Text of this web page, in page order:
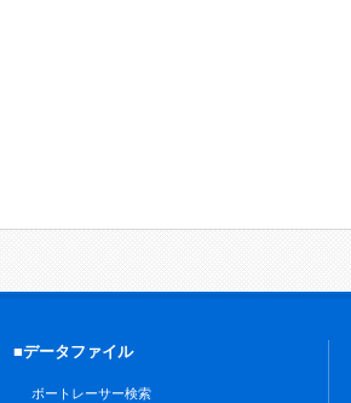
■データファイル
ボートレーサー検索